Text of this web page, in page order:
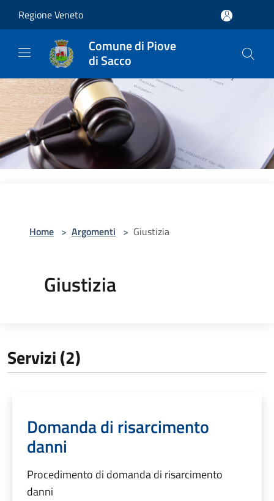
Regione Veneto
Comune di Piove
di Sacco
Home > Argomenti > Giustizia
Giustizia
Servizi (2)
Domanda di risarcimento
danni
Procedimento di domanda di risarcimento
danni